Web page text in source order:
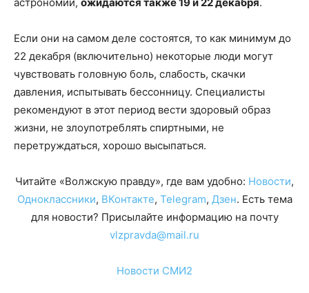
Если они на самом деле состоятся, то как минимум до
22 декабря (включительно) некоторые люди могут
чувствовать головную боль, слабость, скачки
давления, испытывать бессонницу. Специалисты
рекомендуют в этот период вести здоровый образ
жизни, не злоупотреблять спиртными, не
перетруждаться, хорошо высыпаться.
Читайте «Волжскую правду», где вам удобно: Новости,
Одноклассники, ВКонтакте, Telegram, Дзен. Есть тема
для новости? Присылайте информацию на почту
vlzpravda@mail.ru
Новости СМИ2